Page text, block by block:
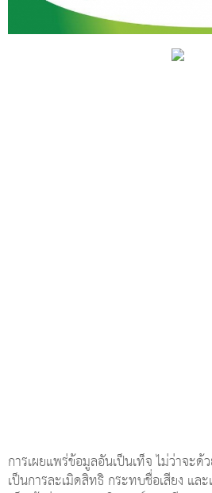
การเผยแพร่ข้อมูลอันเป็นเท็จ ไม่ว่าจะด้
เป็นการละเมิดสิทธิ กระทบชื่อเสียง แล